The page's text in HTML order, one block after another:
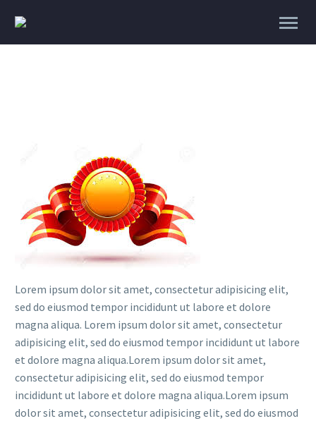
Lorem ipsum dolor sit amet, consectetur adipisicing elit,
sed do eiusmod tempor incididunt ut labore et dolore
magna aliqua. Lorem ipsum dolor sit amet, consectetur
adipisicing elit, sed do eiusmod tempor incididunt ut labore
et dolore magna aliqua.Lorem ipsum dolor sit amet,
consectetur adipisicing elit, sed do eiusmod tempor
incididunt ut labore et dolore magna aliqua.Lorem ipsum
dolor sit amet, consectetur adipisicing elit, sed do eiusmod